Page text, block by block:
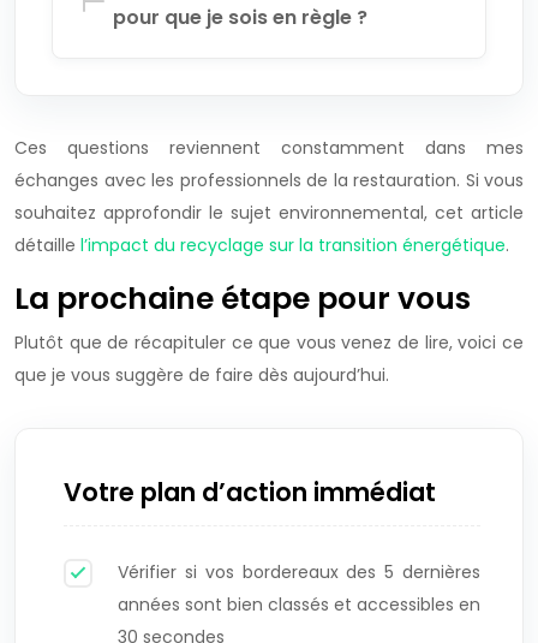
pour que je sois en règle ?
Ces questions reviennent constamment dans mes
échanges avec les professionnels de la restauration. Si vous
souhaitez approfondir le sujet environnemental, cet article
détaille l’impact du recyclage sur la transition énergétique.
La prochaine étape pour vous
Plutôt que de récapituler ce que vous venez de lire, voici ce
que je vous suggère de faire dès aujourd’hui.
Votre plan d’action immédiat
Vérifier si vos bordereaux des 5 dernières
années sont bien classés et accessibles en
30 secondes